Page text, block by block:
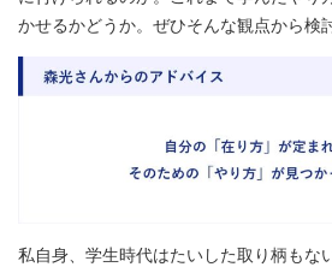
かせるかどうか。ぜひそんな観点から検
私自身、学生時代はたいした取り柄もな